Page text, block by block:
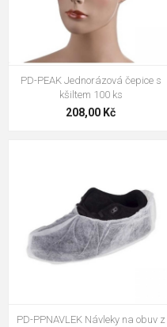
PD-PEAK Jednorázová čepice s
kšiltem 100 ks
208,00 Kč
PD-PPNAVLEK Návleky na obuv z